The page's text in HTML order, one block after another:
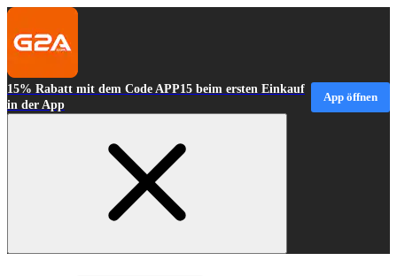
15% Rabatt mit dem Code APP15 beim ersten Einkauf
in der App
App öffnen